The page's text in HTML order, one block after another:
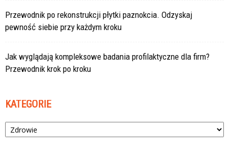
Przewodnik po rekonstrukcji płytki paznokcia. Odzyskaj
pewność siebie przy każdym kroku
Jak wyglądają kompleksowe badania profilaktyczne dla firm?
Przewodnik krok po kroku
KATEGORIE
Kategorie